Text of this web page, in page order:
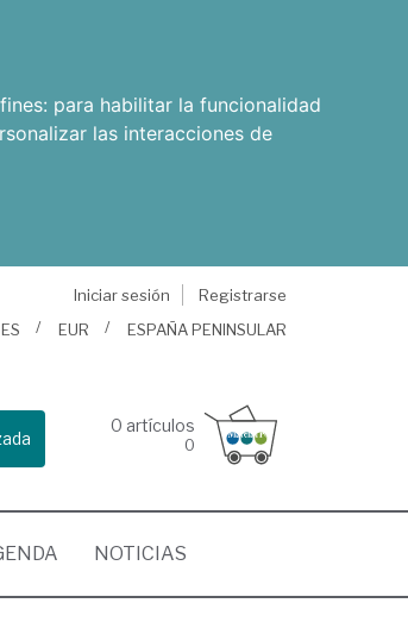
para habilitar la funcionalidad
las interacciones de
Iniciar sesión
Registrarse
ES
EUR ESPAÑA PENINSULAR
0 artículos
0
NOTICIAS